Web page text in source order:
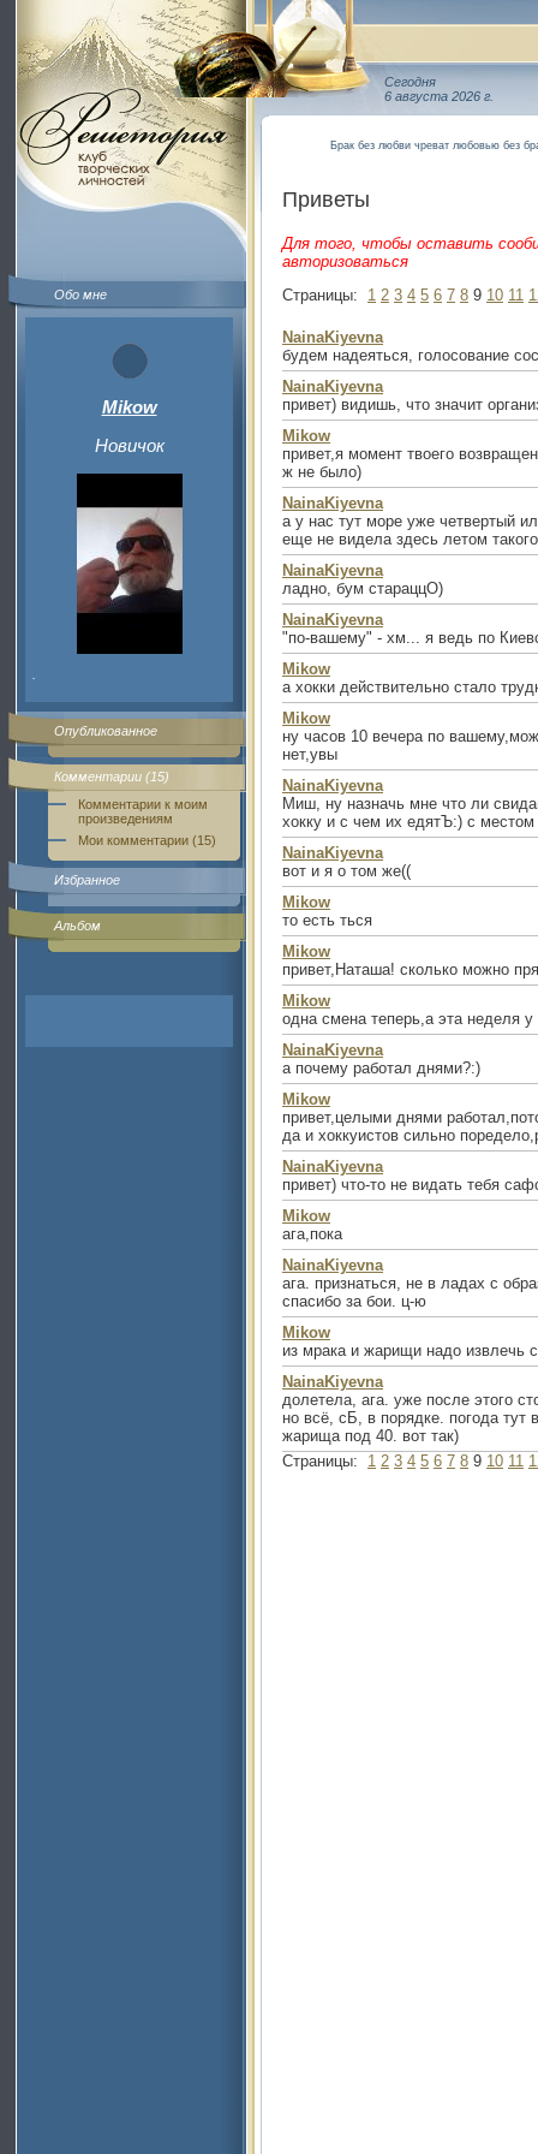
Обо мне
Mikow
Новичок
Опубликованное
Комментарии (15)
Комментарии к моим
произведениям
Мои комментарии (15)
Избранное
Альбом
Сегодня
6 августа 2026 г.
Брак без любви чреват любовью без
Приветы
Для того, чтобы оставить
авторизоваться
Страницы: 1 2 3 4 5 6 7 8 9 10 11
NainaKiyevna
будем надеяться, голосование
NainaKiyevna
привет) видишь, что значит
Mikow
привет,я момент твоего
ж не было)
NainaKiyevna
а у нас тут море уже четвертый
еще не видела здесь летом
NainaKiyevna
ладно, бум стараццО)
NainaKiyevna
"по-вашему" - хм... я ведь по
Mikow
а хокки действительно стало
Mikow
ну часов 10 вечера по
нет,увы
NainaKiyevna
Миш, ну назначь мне что ли
хокку и с чем их едятЪ:) с
NainaKiyevna
вот и я о том же((
Mikow
то есть ться
Mikow
привет,Наташа! сколько можно
Mikow
одна смена теперь,а эта неделя
NainaKiyevna
а почему работал днями?:)
Mikow
привет,целыми днями
да и хоккуистов сильно
NainaKiyevna
привет) что-то не видать тебя
Mikow
ага,пока
NainaKiyevna
ага. признаться, не в ладах с
спасибо за бои. ц-ю
Mikow
из мрака и жарищи надо извлечь
NainaKiyevna
долетела, ага. уже после этого
но всё, сБ, в порядке. погода тут
жарища под 40. вот так)
Страницы: 1 2 3 4 5 6 7 8 9 10 11